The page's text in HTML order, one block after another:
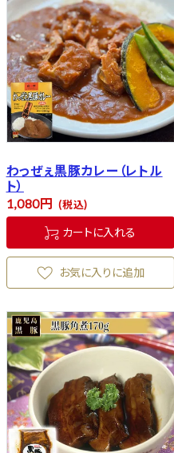
わっぜぇ黒豚カレー（レトル
ト）
1,080 税込
カートに入れる
お気に入りに追加